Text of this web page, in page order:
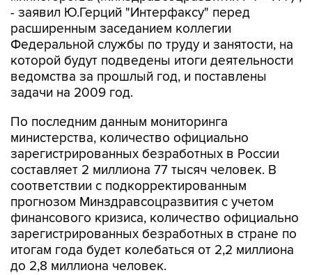
- заявил Ю.Герций "Интерфаксу" перед
расширенным заседанием коллегии
Федеральной службы по труду и занятости, на
которой будут подведены итоги деятельности
ведомства за прошлый год, и поставлены
задачи на 2009 год.
По последним данным мониторинга
министерства, количество официально
зарегистрированных безработных в России
составляет 2 миллиона 77 тысяч человек. В
соответствии с подкорректированным
прогнозом Минздравсоцразвития с учетом
финансового кризиса, количество официально
зарегистрированных безработных в стране по
итогам года будет колебаться от 2,2 миллиона
до 2,8 миллиона человек.